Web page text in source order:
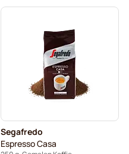
Segafredo
Espresso Casa